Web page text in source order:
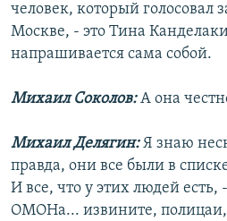
человек, который голосовал
Москве, - это Тина
напрашивается сама собой.
Михаил Соколов:А она
Михаил Делягин:Я знаю
правда, они все были в
И все, что у этих людей есть,
ОМОНа... извините,